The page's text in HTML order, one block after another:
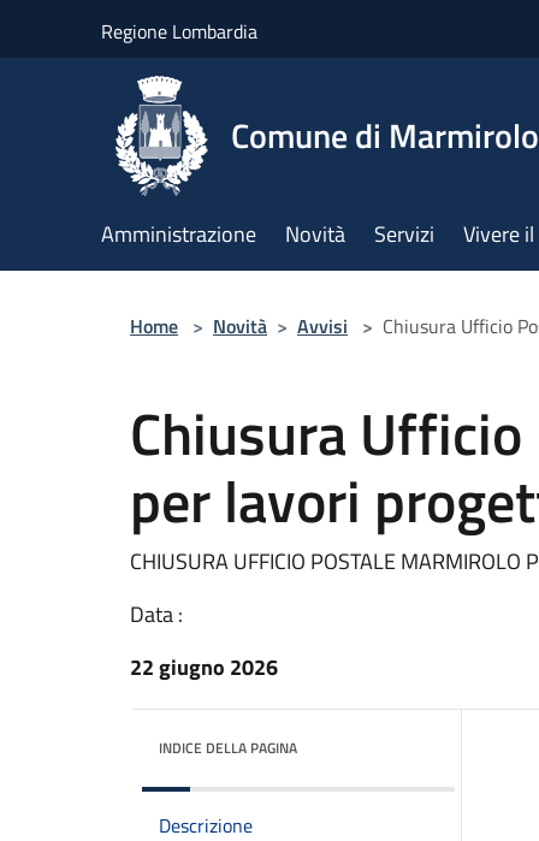
Regione Lombardia
Comune di Marmirolo
Amministrazione Novità Servizi Vivere
Home > Novità > Avvisi > Chiusura Ufficio
Chiusura
per lavori
CHIUSURA UFFICIO POSTALE MARMIROLO
Data :
22 giugno 2026
INDICE DELLA PAGINA
Descrizione